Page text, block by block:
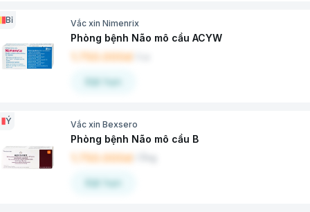
Bỉ Vắc xin Nimenrix
Phòng bệnh Não mô cầu ACYW
1.750.000đ
Đặt hẹn
Ý Vắc xin Bexsero
Phòng bệnh Não mô cầu B
1.750.000đ
Đặt hẹn